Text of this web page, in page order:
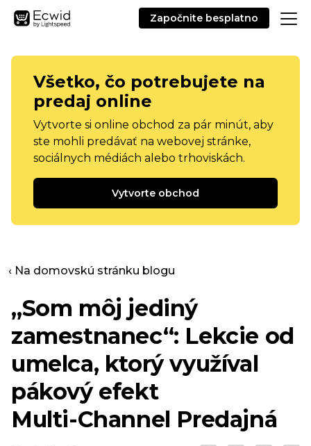
Započnite besplatno
Všetko, čo potrebujete na
predaj online
Vytvorte si online obchod za pár minút, aby
ste mohli predávať na webovej stránke,
sociálnych médiách alebo trhoviskách.
Vytvorte obchod
‹ Na domovskú stránku blogu
„Som môj jediný
zamestnanec“: Lekcie od
umelca, ktorý využíval
pákový efekt
Multi-Channel Predajná